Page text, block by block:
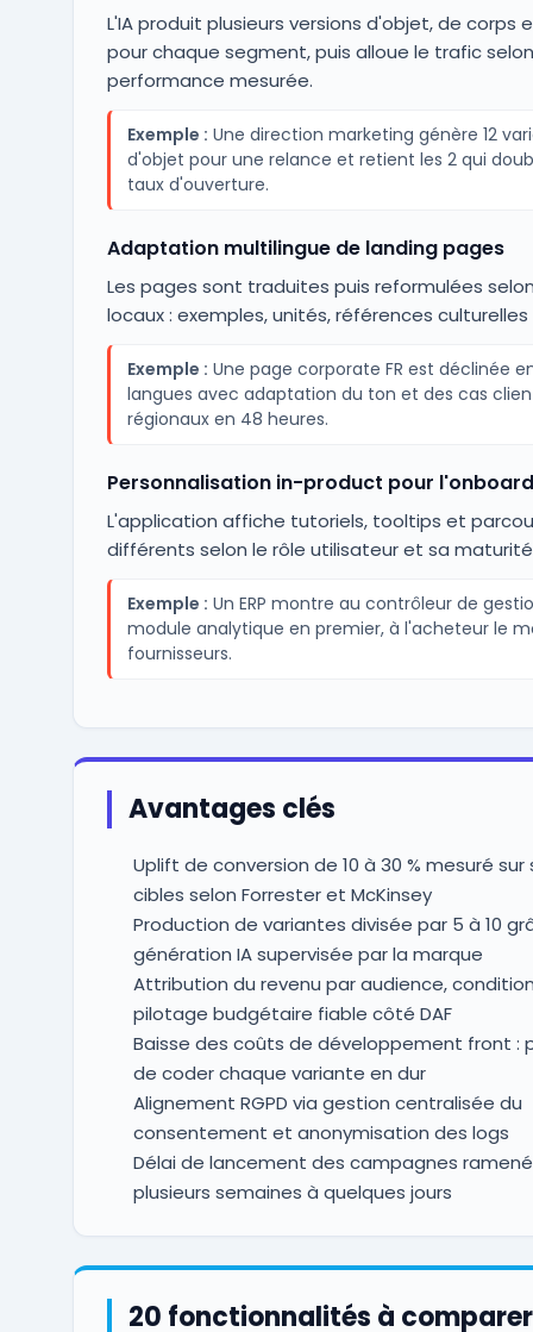
L'IA produit plusieurs versions d'objet, de corps
pour chaque segment, puis alloue le trafic
performance mesurée.
Exemple : Une direction marketing génère 12
d'objet pour une relance et retient les 2 qui
taux d'ouverture.
Adaptation multilingue de landing pages
Les pages sont traduites puis reformulées
locaux : exemples, unités, références
Exemple : Une page corporate FR est déclinée
langues avec adaptation du ton et des cas
régionaux en 48 heures.
Personnalisation in-product pour
L'application affiche tutoriels, tooltips et
différents selon le rôle utilisateur et sa
Exemple : Un ERP montre au contrôleur de
module analytique en premier, à l'acheteur le
fournisseurs.
Avantages clés
Uplift de conversion de 10 à 30 % mesuré
cibles selon Forrester et McKinsey
Production de variantes divisée par 5 à 10
génération IA supervisée par la marque
Attribution du revenu par audience,
pilotage budgétaire fiable côté DAF
Baisse des coûts de développement front :
de coder chaque variante en dur
Alignement RGPD via gestion centralisée du
consentement et anonymisation des logs
Délai de lancement des campagnes
plusieurs semaines à quelques jours
20 fonctionnalités à comparer